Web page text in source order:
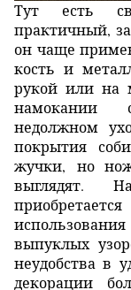
Тут есть
практичный,
он чаще
кость и
рукой или на
намокании
недолжном
покрытия
жучки, но
выглядят.
выпуклых
неудобства в
декорации